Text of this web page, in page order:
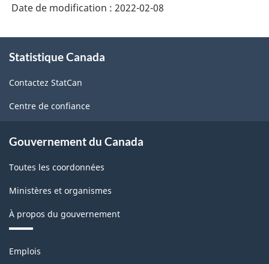
Date de modification : 2022-02-08
propos
ce
site
Statistique Canada
Contactez StatCan
Centre de confiance
Gouvernement du Canada
Toutes les coordonnées
Ministères et organismes
À propos du gouvernement
Thèmes
Emplois